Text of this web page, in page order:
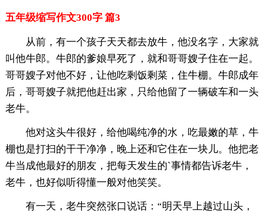
五年级缩写作文300字 篇3
从前，有一个孩子天天都去放牛，他没名字，大家就
叫他牛郎。牛郎的爹娘早死了，就和哥哥嫂子住在一起。
哥哥嫂子对他不好，让他吃剩饭剩菜，住牛棚。牛郎成年
后，哥哥嫂子就把他赶出家，只给他留了一辆破车和一头
老牛。
他对这头牛很好，给他喝纯净的水，吃最嫩的草，牛
棚也是打扫的干干净净，晚上还和它住在一块儿。他把老
牛当成他最好的朋友，把每天发生的`事情都告诉老牛，
老牛，也好似听得懂一般对他笑笑。
有一天，老牛突然张口说话：“明天早上越过山头，